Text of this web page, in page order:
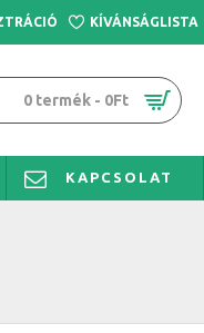
KÍVÁNSÁGLISTA
0 termék - 0Ft
KAPCSOLAT